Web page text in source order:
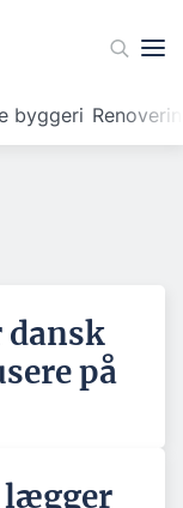
byggeri
dansk
på
lægger